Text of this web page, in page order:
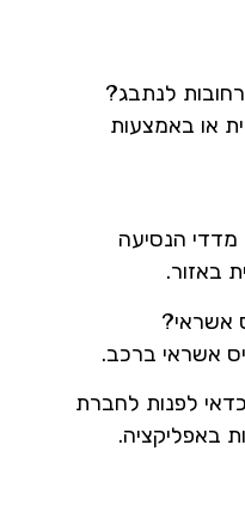
לנתבג?
או באמצעות
מדדי הנסיעה
באזור.
אשראי?
אשראי ברכב.
לפנות לחברת
באפליקציה.